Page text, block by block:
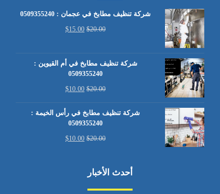
شركة تنظيف مطابخ في عجمان : 0509355240
$20.00
$15.00
شركة تنظيف مطابخ في أم القيوين :
0509355240
$20.00
$10.00
شركة تنظيف مطابخ في رأس الخيمة :
0509355240
$20.00
$10.00
أحدث الأخبار